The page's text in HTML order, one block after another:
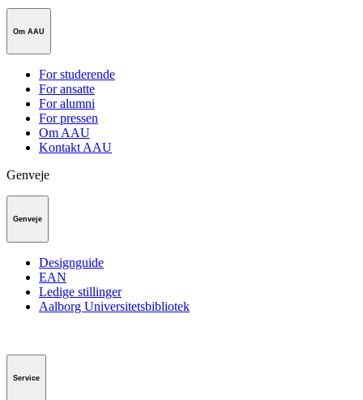
Om AAU
For studerende
For ansatte
For alumni
For pressen
Om AAU
Kontakt AAU
Genveje
Genveje
Designguide
EAN
Ledige stillinger
Aalborg Universitetsbibliotek
Service